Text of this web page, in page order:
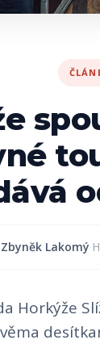
Zbyněk Lakomý
Horkýže